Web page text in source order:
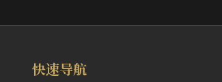
快速导航